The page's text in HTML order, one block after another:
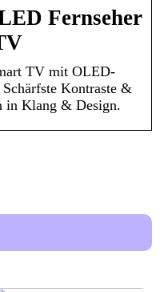
Fernseher
TV mit OLED-
Kontraste &
in Klang & Design.